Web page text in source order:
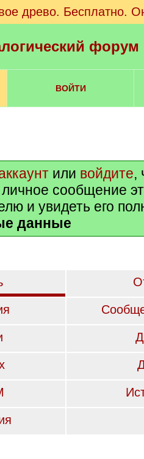
древо. Бесплатно.
ВОЙТИ
или войдите,
личное сообщение
и увидеть его
данные